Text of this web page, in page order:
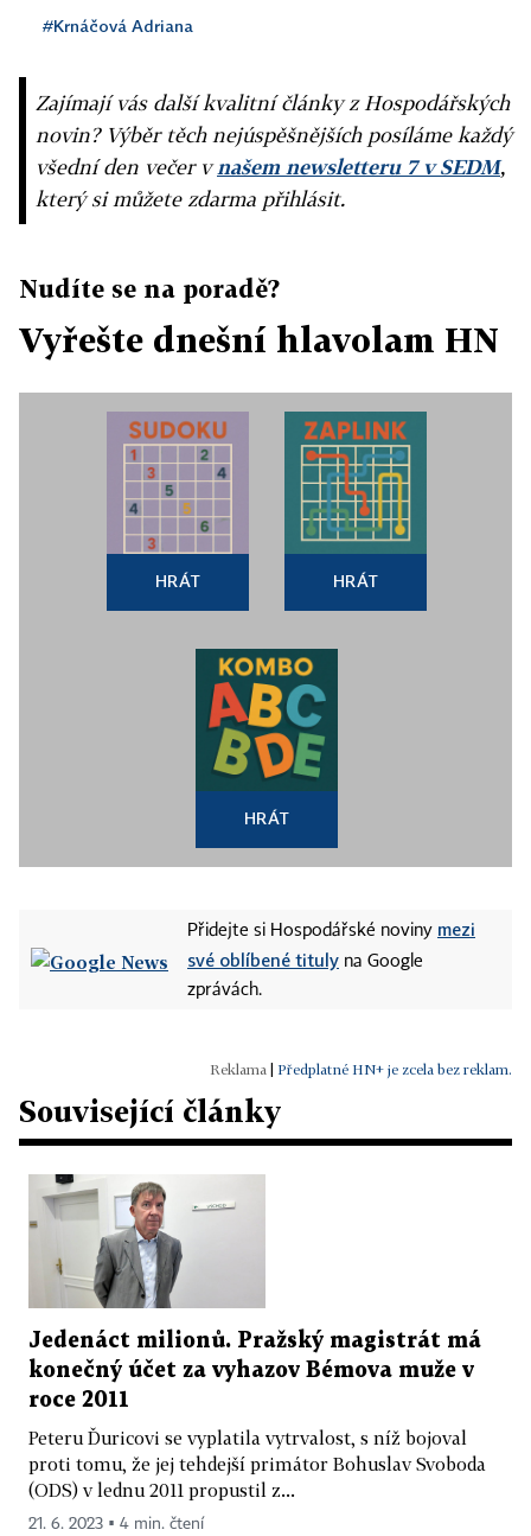
#Krnáčová Adriana
Zajímají vás další kvalitní články z Hospodářských
novin? Výběr těch nejúspěšnějších posíláme každý
všední den večer vnašem newsletteru 7 v SEDM,
který si můžete zdarma přihlásit.
Nudíte se na poradě?
Vyřešte dnešní hlavolam HN
HRÁT HRÁT
HRÁT
Přidejte si Hospodářské noviny mezi
své oblíbené tituly na Google
zprávách.
Předplatné HN+ je zcela bez reklam.
Související články
Jedenáct milionů. Pražský magistrát má
konečný účet za vyhazov Bémova muže v
roce 2011
Peteru Ďuricovi se vyplatila vytrvalost, s níž bojoval
proti tomu, že jej tehdejší primátor Bohuslav Svoboda
(ODS) v lednu 2011 propustil z...
21. 6. 2023 ▪ 4 min. čtení